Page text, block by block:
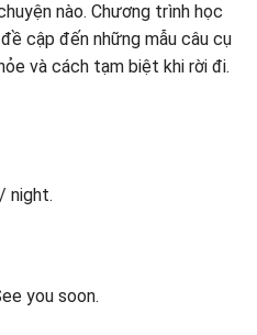
nào. Chương trình học
cập đến những mẫu câu cụ
và cách tạm biệt khi rời đi.
night.
you soon.